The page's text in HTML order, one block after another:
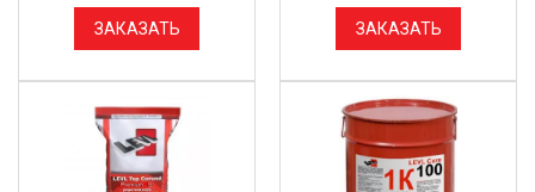
ЗАКАЗАТЬ ЗАКАЗАТЬ